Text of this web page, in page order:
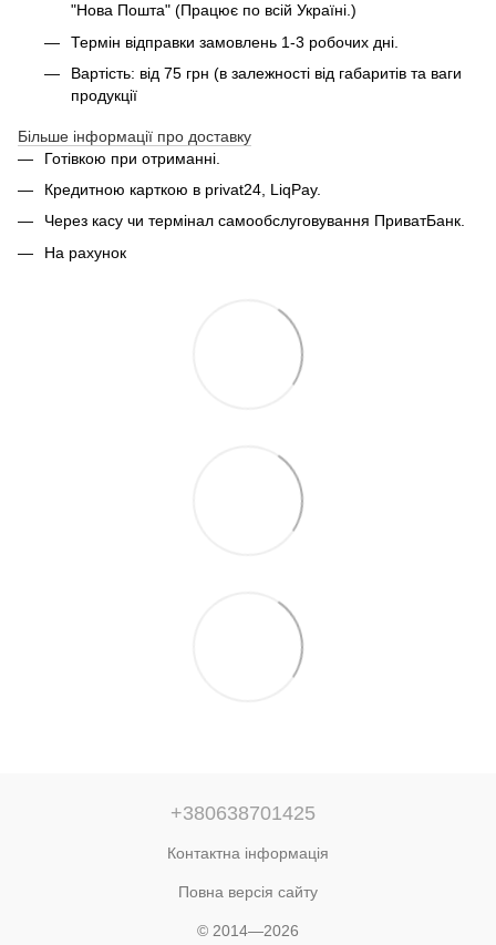
"Нова Пошта" (Працює по всій Україні.)
Термін відправки замовлень 1-3 робочих дні.
Вартість: від 75 грн (в залежності від габаритів та ваги
продукції
Більше інформації про доставку
Готівкою при отриманні.
Кредитною карткою в privat24, LiqPay.
Через касу чи термінал самообслуговування ПриватБанк.
На рахунок
+380638701425
Контактна інформація
Повна версія сайту
© 2014—2026